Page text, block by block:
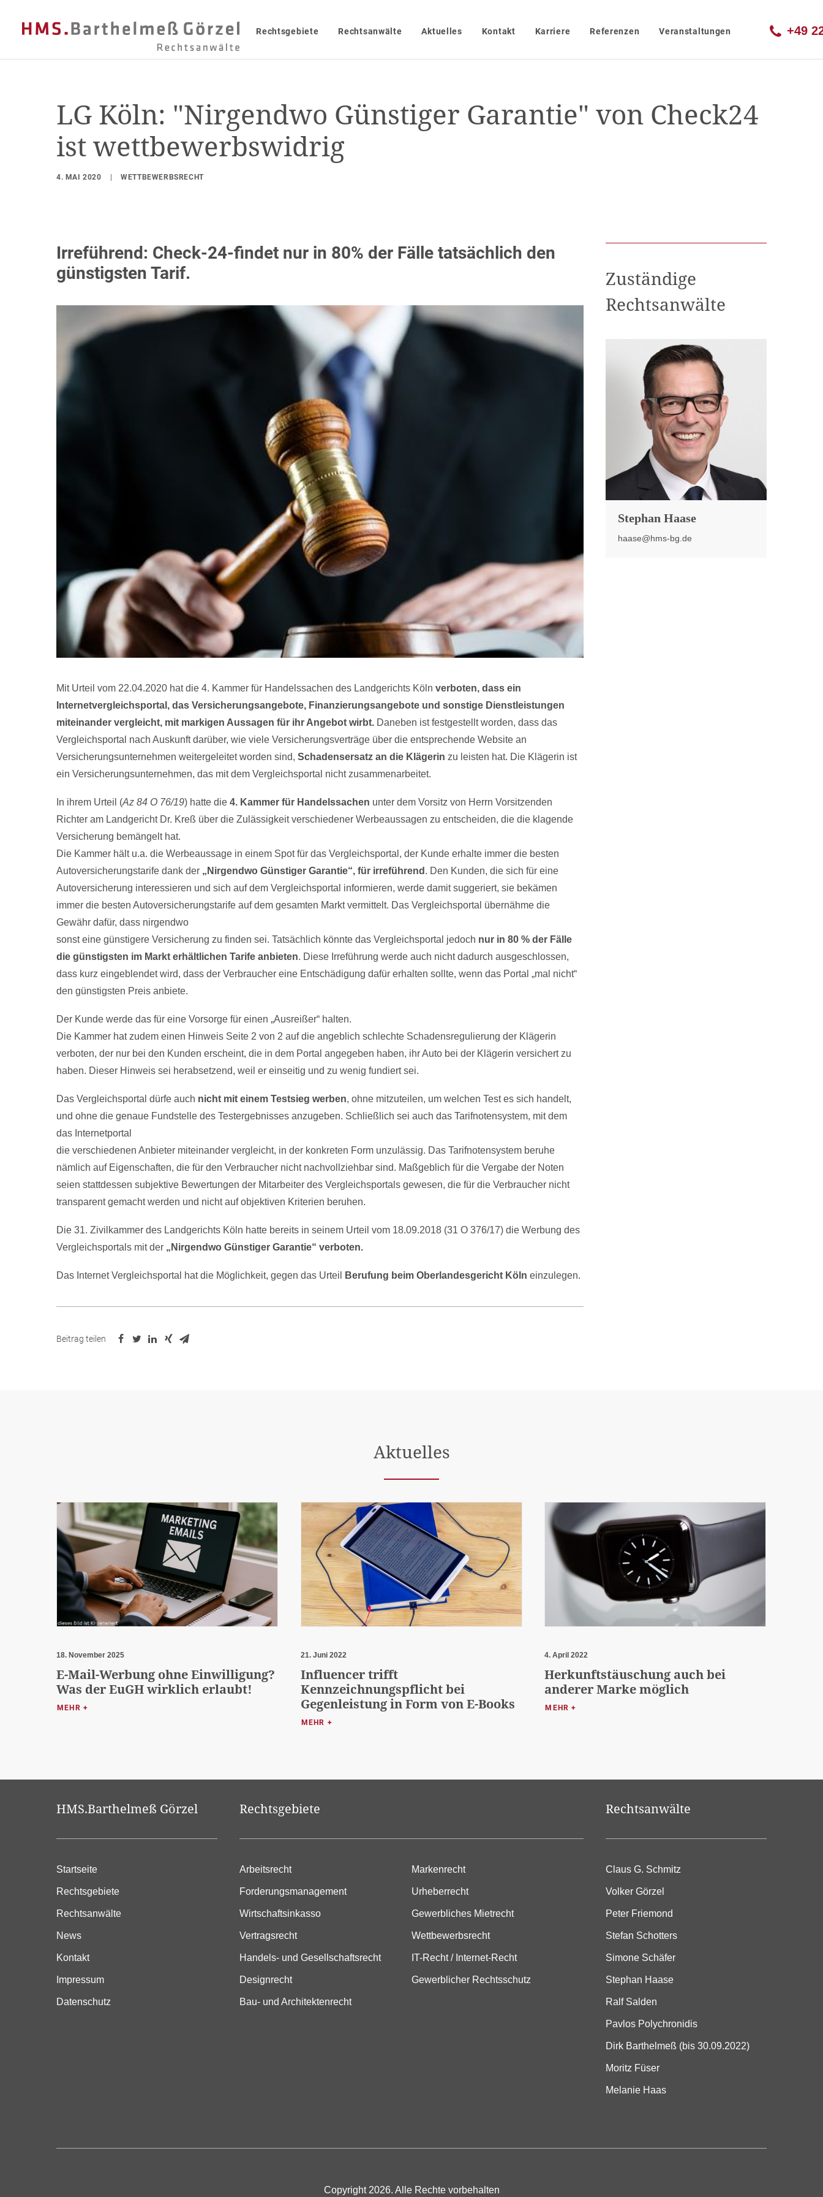
Rechtsgebiete Rechtsanwälte Aktuelles Kontakt Karriere Referenzen Veranstaltungen +49
LG Köln: "Nirgendwo Günstiger Garantie" von Check24
ist wettbewerbswidrig
4. MAI 2020 WETTBEWERBSRECHT
Irreführend: Check-24-findet nur in 80% der Fälle tatsächlich den
günstigsten Tarif.
Mit Urteil vom 22.04.2020 hat die 4. Kammer für Handelssachen des Landgerichts Köln verboten, dass ein
Internetvergleichsportal, das Versicherungsangebote, Finanzierungsangebote und sonstige Dienstleistungen
miteinander vergleicht, mit markigen Aussagen für ihr Angebot wirbt. Daneben ist festgestellt worden, dass das
Vergleichsportal nach Auskunft darüber, wie viele Versicherungsverträge über die entsprechende Website an
Versicherungsunternehmen weitergeleitet worden sind, Schadensersatz an die Klägerin zu leisten hat. Die Klägerin ist
ein Versicherungsunternehmen, das mit dem Vergleichsportal nicht zusammenarbeitet.
In ihrem Urteil (Az 84 O 76/19) hatte die 4. Kammer für Handelssachen unter dem Vorsitz von Herrn Vorsitzenden
Richter am Landgericht Dr. Kreß über die Zulässigkeit verschiedener Werbeaussagen zu entscheiden, die die klagende
Versicherung bemängelt hat.
Die Kammer hält u.a. die Werbeaussage in einem Spot für das Vergleichsportal, der Kunde erhalte immer die besten
Autoversicherungstarife dank der „Nirgendwo Günstiger Garantie“, für irreführend . Den Kunden, die sich für eine
Autoversicherung interessieren und sich auf dem Vergleichsportal informieren, werde damit suggeriert, sie bekämen
immer die besten Autoversicherungstarife auf dem gesamten Markt vermittelt. Das Vergleichsportal übernähme die
Gewähr dafür, dass nirgendwo
sonst eine günstigere Versicherung zu finden sei. Tatsächlich könnte das Vergleichsportal jedoch nur in 80 % der Fälle
die günstigsten im Markt erhältlichen Tarife anbieten. Diese Irreführung werde auch nicht dadurch ausgeschlossen,
dass kurz eingeblendet wird, dass der Verbraucher eine Entschädigung dafür erhalten sollte, wenn das Portal „mal nicht“
den günstigsten Preis anbiete.
Der Kunde werde das für eine Vorsorge für einen „Ausreißer“ halten.
Die Kammer hat zudem einen Hinweis Seite 2 von 2 auf die angeblich schlechte Schadensregulierung der Klägerin
verboten, der nur bei den Kunden erscheint, die in dem Portal angegeben haben, ihr Auto bei der Klägerin versichert zu
haben. Dieser Hinweis sei herabsetzend, weil er einseitig und zu wenig fundiert sei.
Das Vergleichsportal dürfe auch nicht mit einem Testsieg werben, ohne mitzuteilen, um welchen Test es sich handelt,
und ohne die genaue Fundstelle des Testergebnisses anzugeben. Schließlich sei auch das Tarifnotensystem, mit dem
das Internetportal
die verschiedenen Anbieter miteinander vergleicht, in der konkreten Form unzulässig. Das Tarifnotensystem beruhe
nämlich auf Eigenschaften, die für den Verbraucher nicht nachvollziehbar sind. Maßgeblich für die Vergabe der Noten
seien stattdessen subjektive Bewertungen der Mitarbeiter des Vergleichsportals gewesen, die für die Verbraucher nicht
transparent gemacht werden und nicht auf objektiven Kriterien beruhen.
Die 31. Zivilkammer des Landgerichts Köln hatte bereits in seinem Urteil vom 18.09.2018 (31 O 376/17) die Werbung des
Vergleichsportals mit der „Nirgendwo Günstiger Garantie“ verboten.
Das Internet Vergleichsportal hat die Möglichkeit, gegen das Urteil Berufung beim Oberlandesgericht Köln einzulegen.
Beitrag teilen
Zuständige
Rechtsanwälte
Stephan Haase
haase@hms-bg.de
Aktuelles
18. November 2025
E-Mail-Werbung ohne Einwilligung?
Was der EuGH wirklich erlaubt!
MEHR +
21. Juni 2022
Influencer trifft
Kennzeichnungspflicht bei
Gegenleistung in Form von E-Books
MEHR +
4. April 2022
Herkunftstäuschung auch bei
anderer Marke möglich
MEHR +
HMS.Barthelmeß Görzel
Startseite
Rechtsgebiete
Rechtsanwälte
News
Kontakt
Impressum
Datenschutz
Rechtsgebiete
Arbeitsrecht Markenrecht
Forderungsmanagement Urheberrecht
Wirtschaftsinkasso Gewerbliches Mietrecht
Vertragsrecht Wettbewerbsrecht
Handels- und Gesellschaftsrecht IT-Recht / Internet-Recht
Designrecht Gewerblicher Rechtsschutz
Bau- und Architektenrecht
Rechtsanwälte
Claus G. Schmitz
Volker Görzel
Peter Friemond
Stefan Schotters
Simone Schäfer
Stephan Haase
Ralf Salden
Pavlos Polychronidis
Dirk Barthelmeß (bis 30.09.2022)
Moritz Füser
Melanie Haas
Copyright 2026. Alle Rechte vorbehalten